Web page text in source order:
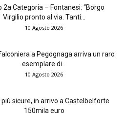
2a Categoria – Fontanesi: “Borgo
Virgilio pronto al via. Tanti...
10 Agosto 2026
a Pegognaga arriva un raro
esemplare di...
10 Agosto 2026
sicure, in arrivo a Castelbelforte
150mila euro